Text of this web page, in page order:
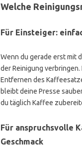
Welche
Für Einsteiger:
Wenn du gerade erst mit
der Reinigung
Entfernen des
bleibt deine Presse
du täglich Kaffee
Für anspruchsvolle
Geschmack